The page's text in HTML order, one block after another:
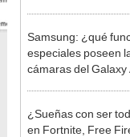
Samsung: ¿qué
especiales poseen
cámaras del Galaxy
¿Sueñas con ser
en Fortnite, Free